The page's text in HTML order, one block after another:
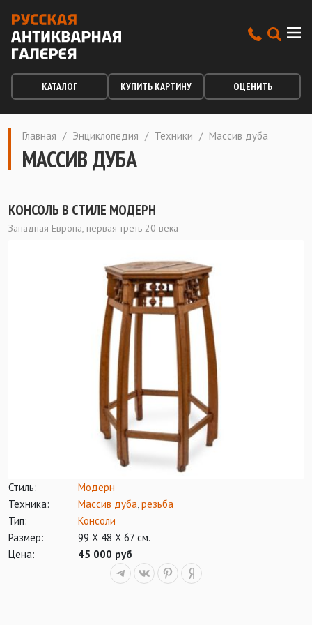
КАТАЛОГ КУПИТЬ КАРТИНУ ОЦЕНИТЬ
Главная / Энциклопедия / Техники / Массив дуба
МАССИВ ДУБА
КОНСОЛЬ В СТИЛЕ МОДЕРН
Западная Европа, первая треть 20 века
Стиль:
Модерн
Техника:
Массив дуба,резьба
Тип:
Консоли
Размер:
99 Х 48 Х 67 см.
Цена:
45 000 руб